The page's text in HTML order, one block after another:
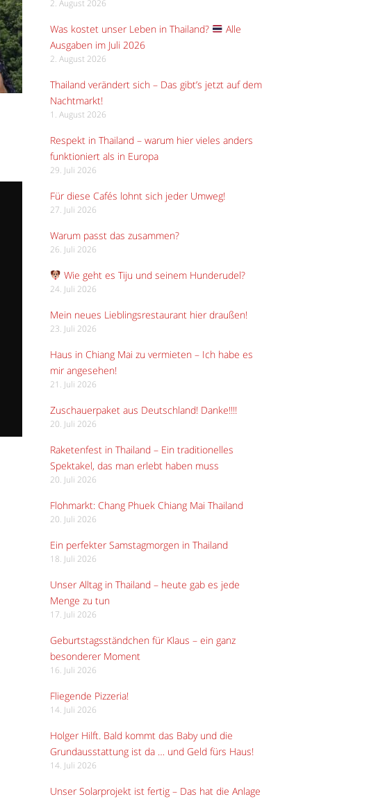
2. August 2026
Was kostet unser Leben in Thailand?
Alle
Ausgaben im Juli 2026
2. August 2026
Thailand verändert sich – Das gibt’s jetzt auf dem
Nachtmarkt!
1. August 2026
Respekt in Thailand – warum hier vieles anders
funktioniert als in Europa
29. Juli 2026
Für diese Cafés lohnt sich jeder Umweg!
27. Juli 2026
Warum passt das zusammen?
26. Juli 2026
Wie geht es Tiju und seinem Hunderudel?
24. Juli 2026
Mein neues Lieblingsrestaurant hier draußen!
23. Juli 2026
Haus in Chiang Mai zu vermieten – Ich habe es
mir angesehen!
21. Juli 2026
Zuschauerpaket aus Deutschland! Danke!!!!
20. Juli 2026
Raketenfest in Thailand – Ein traditionelles
Spektakel, das man erlebt haben muss
20. Juli 2026
Flohmarkt: Chang Phuek Chiang Mai Thailand
20. Juli 2026
Ein perfekter Samstagmorgen in Thailand
18. Juli 2026
Unser Alltag in Thailand – heute gab es jede
Menge zu tun
17. Juli 2026
Geburtstagsständchen für Klaus – ein ganz
besonderer Moment
16. Juli 2026
Fliegende Pizzeria!
14. Juli 2026
Holger Hilft. Bald kommt das Baby und die
Grundausstattung ist da … und Geld fürs Haus!
14. Juli 2026
Unser Solarprojekt ist fertig – Das hat die Anlage